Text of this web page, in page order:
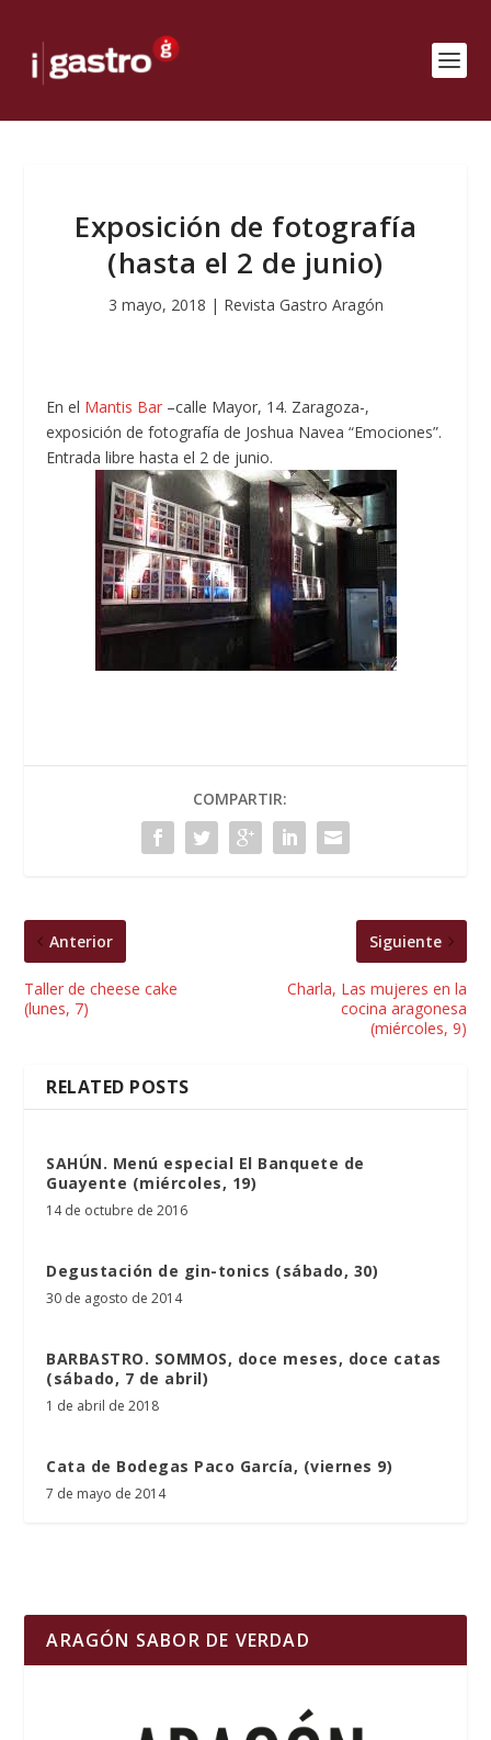
Exposición de fotografía
(hasta el 2 de junio)
3 mayo, 2018 | Revista Gastro Aragón
En el Mantis Bar –calle Mayor, 14. Zaragoza-,
exposición de fotografía de Joshua Navea “Emociones”.
Entrada libre hasta el 2 de junio.
COMPARTIR:
Anterior
Taller de cheese cake
(lunes, 7)
Siguiente
Charla, Las mujeres en la
cocina aragonesa
(miércoles, 9)
RELATED POSTS
SAHÚN. Menú especial El Banquete de
Guayente (miércoles, 19)
14 de octubre de 2016
Degustación de gin-tonics (sábado, 30)
30 de agosto de 2014
BARBASTRO. SOMMOS, doce meses, doce catas
(sábado, 7 de abril)
1 de abril de 2018
Cata de Bodegas Paco García, (viernes 9)
7 de mayo de 2014
ARAGÓN SABOR DE VERDAD